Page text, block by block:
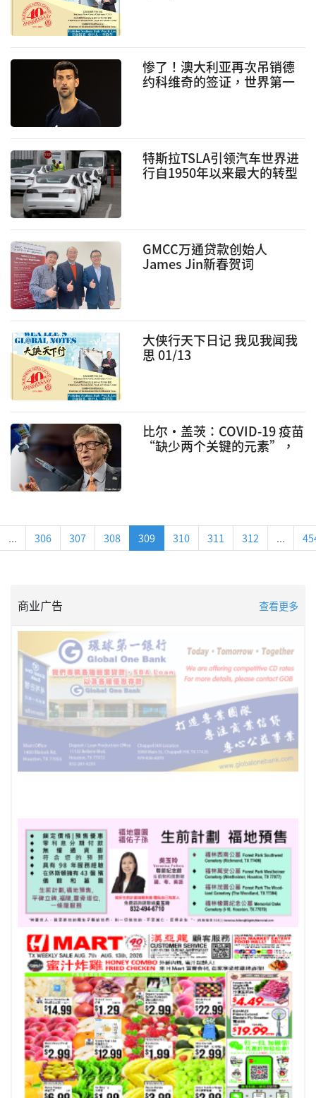
惨了！澳大利亚再次吊销德
约科维奇的签证，世界第一
特斯拉TSLA引领汽车世界进
行自1950年以来最大的转型
GMCC万通贷款创始人
James Jin新春贺词
大侠行天下日记 我见我闻我
思 01/13
比尔·盖茨：COVID-19 疫苗
“缺少两个关键的元素”，
... 306 307 308 309 310 311 312 ...
商业广告 查看更多